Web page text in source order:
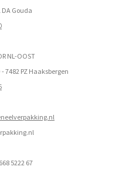
Gouda
NL-OOST
7482 PZ Haaksbergen
5222 67